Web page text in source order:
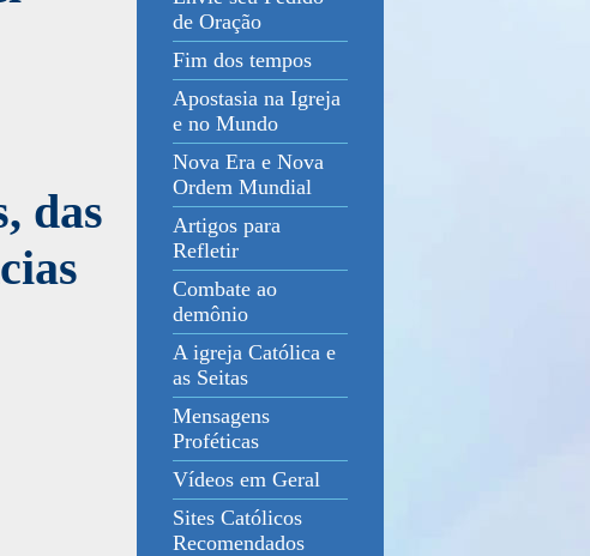
das
de Oração
Fim dos tempos
Apostasia na Igreja
e no Mundo
Nova Era e Nova
Ordem Mundial
Artigos para
Refletir
Combate ao
demônio
A igreja Católica e
as Seitas
Mensagens
Proféticas
Vídeos em Geral
Sites Católicos
Recomendados